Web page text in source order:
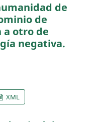
de
de
a otro de
negativa.
XML